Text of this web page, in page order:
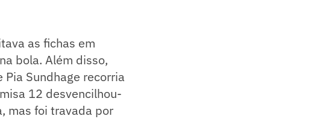
as fichas em
bola. Além disso,
Sundhage recorria
12 desvencilhou-
mas foi travada por